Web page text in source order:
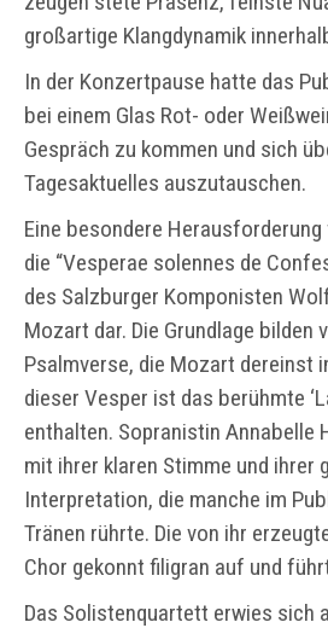
großartige Klangdynamik
In der Konzertpause hatte das
bei einem Glas Rot- oder
Gespräch zu kommen und sich
Tagesaktuelles auszutauschen.
Eine besondere
die “Vesperae solennes de
des Salzburger Komponisten
Mozart dar. Die Grundlage bilden
Psalmverse, die Mozart dereinst
dieser Vesper ist das berühmte
enthalten. Sopranistin Annabelle
mit ihrer klaren Stimme und ihrer
Interpretation, die manche im
Tränen rührte. Die von ihr
Chor gekonnt filigran auf und
Das Solistenquartett erwies sich